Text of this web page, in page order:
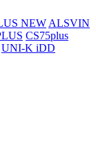
NEW ALSVIN
CS75plus
UNI-K iDD